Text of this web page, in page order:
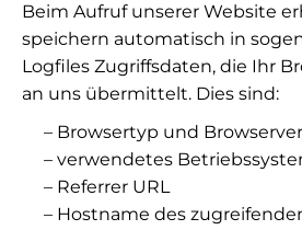
Beim Aufruf unserer Website
speichern automatisch in
Logfiles Zugriffsdaten, die Ihr
an uns übermittelt. Dies sind:
– Browsertyp und
– verwendetes
– Referrer URL
– Hostname des